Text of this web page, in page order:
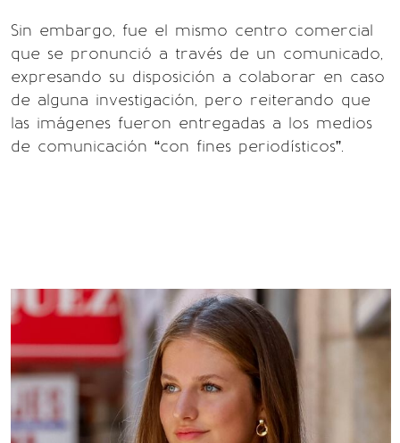
Sin embargo, fue el mismo centro comercial
que se pronunció a través de un comunicado,
expresando su disposición a colaborar en caso
de alguna investigación, pero reiterando que
las imágenes fueron entregadas a los medios
de comunicación “con fines periodísticos”.